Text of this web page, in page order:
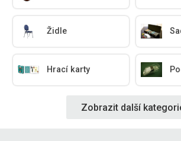
Židle
Hrací karty
Zobrazit další